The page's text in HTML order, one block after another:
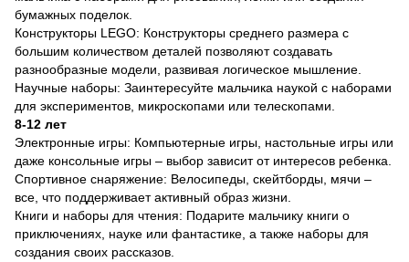
бумажных поделок.
Конструкторы LEGO: Конструкторы среднего размера с
большим количеством деталей позволяют создавать
разнообразные модели, развивая логическое мышление.
Научные наборы: Заинтересуйте мальчика наукой с наборами
для экспериментов, микроскопами или телескопами.
8-12 лет
Электронные игры: Компьютерные игры, настольные игры или
даже консольные игры – выбор зависит от интересов ребенка.
Спортивное снаряжение: Велосипеды, скейтборды, мячи –
все, что поддерживает активный образ жизни.
Книги и наборы для чтения: Подарите мальчику книги о
приключениях, науке или фантастике, а также наборы для
создания своих рассказов.